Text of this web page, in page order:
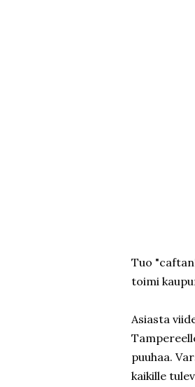
Tuo
toimi
Asiasta
puuhaa.
kaikille